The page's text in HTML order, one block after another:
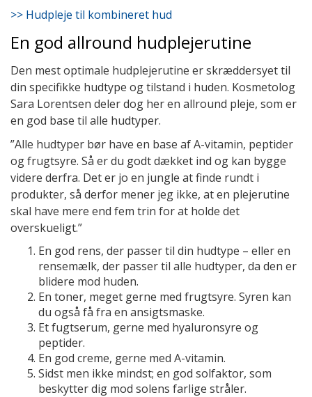
>> Hudpleje til kombineret hud
En god allround hudplejerutine
Den mest optimale hudplejerutine er skræddersyet til
din specifikke hudtype og tilstand i huden. Kosmetolog
Sara Lorentsen deler dog her en allround pleje, som er
en god base til alle hudtyper.
”Alle hudtyper bør have en base af A-vitamin, peptider
og frugtsyre. Så er du godt dækket ind og kan bygge
videre derfra. Det er jo en jungle at finde rundt i
produkter, så derfor mener jeg ikke, at en plejerutine
skal have mere end fem trin for at holde det
overskueligt.”
En god rens, der passer til din hudtype – eller en
rensemælk, der passer til alle hudtyper, da den er
blidere mod huden.
En toner, meget gerne med frugtsyre. Syren kan
du også få fra en ansigtsmaske.
Et fugtserum, gerne med hyaluronsyre og
peptider.
En god creme, gerne med A-vitamin.
Sidst men ikke mindst; en god solfaktor, som
beskytter dig mod solens farlige stråler.